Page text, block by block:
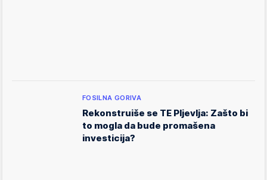
FOSILNA GORIVA
Rekonstruiše se TE Pljevlja: Zašto bi
to mogla da bude promašena
investicija?